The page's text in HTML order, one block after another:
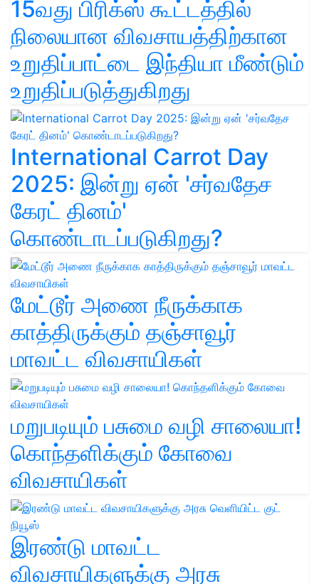
15வது பிரிக்ஸ் கூட்டத்தில்
நிலையான விவசாயத்திற்கான
உறுதிப்பாட்டை இந்தியா மீண்டும்
உறுதிப்படுத்துகிறது
International Carrot Day
2025: இன்று ஏன் 'சர்வதேச
கேரட் தினம்'
கொண்டாடப்படுகிறது?
மேட்டூர் அணை நீருக்காக
காத்திருக்கும் தஞ்சாவூர்
மாவட்ட விவசாயிகள்
மறுபடியும் பசுமை வழி சாலையா!
கொந்தளிக்கும் கோவை
விவசாயிகள்
இரண்டு மாவட்ட
விவசாயிகளுக்கு அரசு